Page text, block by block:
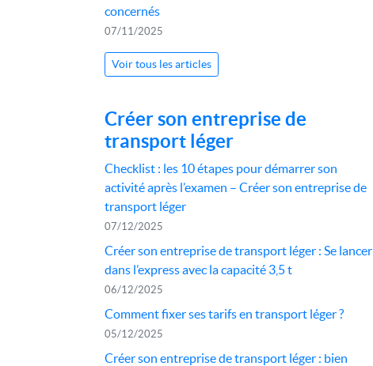
concernés
07/11/2025
Voir tous les articles
Créer son entreprise de
transport léger
Checklist : les 10 étapes pour démarrer son
activité après l’examen – Créer son entreprise de
transport léger
07/12/2025
Créer son entreprise de transport léger : Se lancer
dans l’express avec la capacité 3,5 t
06/12/2025
Comment fixer ses tarifs en transport léger ?
05/12/2025
Créer son entreprise de transport léger : bien